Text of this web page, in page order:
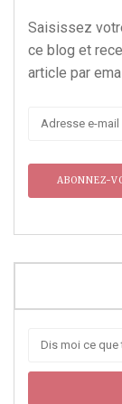
Saisissez
ce blog et
article par
Adresse
mail